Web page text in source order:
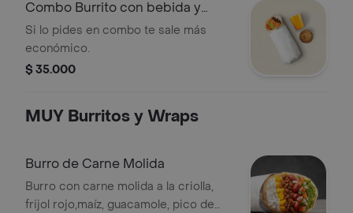
Combo Burrito con bebida y
postre
Si lo pides en combo te sale más
económico.
$ 35.000
MUY Burritos y Wraps
Burro de Carne Molida
Burro con carne molida a la criolla,
frijol rojo,maíz, guacamole, pico de